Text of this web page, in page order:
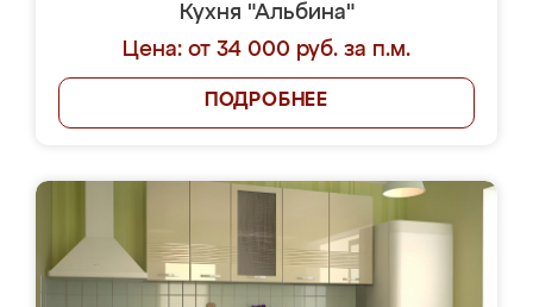
Кухня "Альбина"
Цена: от 34 000 руб. за п.м.
ПОДРОБНЕЕ